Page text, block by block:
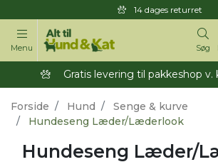
14 dages returret
Menu Søg
Gratis levering til pakkeshop v.
Forside Hund
Senge & kurve
Hundeseng Læder/Læderlook
Hundeseng Læder/